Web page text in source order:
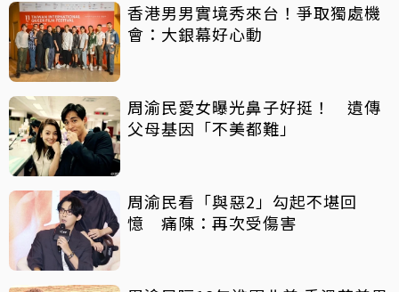
香港男男實境秀來台！爭取獨處機
會：大銀幕好心動
周渝民愛女曝光鼻子好挺！ 遺傳
父母基因「不美都難」
周渝民看「與惡2」勾起不堪回
憶 痛陳：再次受傷害